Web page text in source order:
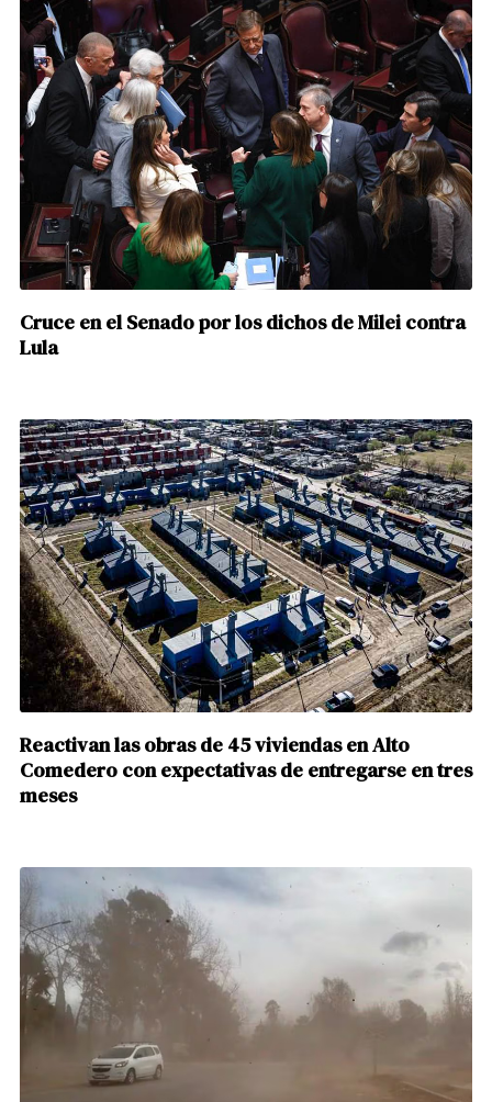
Cruce en el Senado por los dichos de Milei contra
Lula
Reactivan las obras de 45 viviendas en Alto
Comedero con expectativas de entregarse en tres
meses